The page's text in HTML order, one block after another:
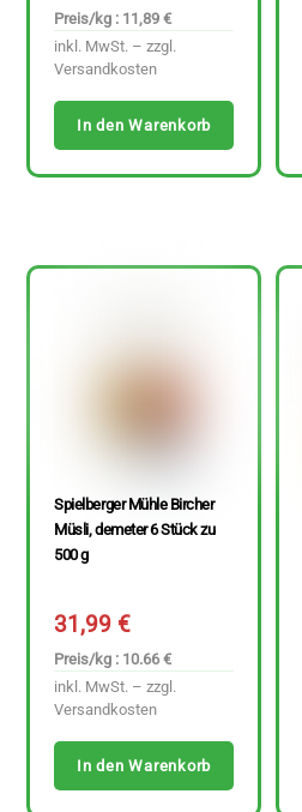
Preis/kg : 11,89 €
inkl. MwSt. – zzgl.
Versandkosten
In den Warenkorb
Spielberger Mühle Bircher
Müsli, demeter 6 Stück zu
500 g
31,99€
Preis/kg : 10.66 €
inkl. MwSt. – zzgl.
Versandkosten
In den Warenkorb